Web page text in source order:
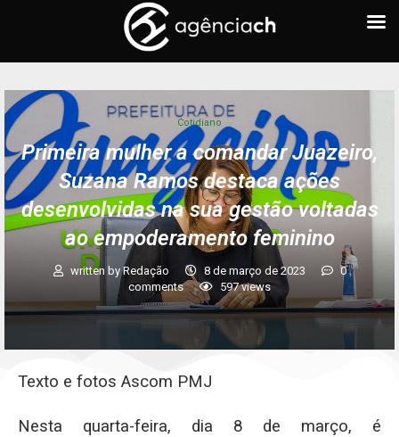
Cotidiano
Primeira mulher a comandar Juazeiro,
Suzana Ramos destaca ações
desenvolvidas na sua gestão voltadas
ao empoderamento feminino
written byRedação 8 de março de 2023
0
comments
597views
Texto e fotos Ascom PMJ
Nesta quarta-feira, dia 8 de março, é